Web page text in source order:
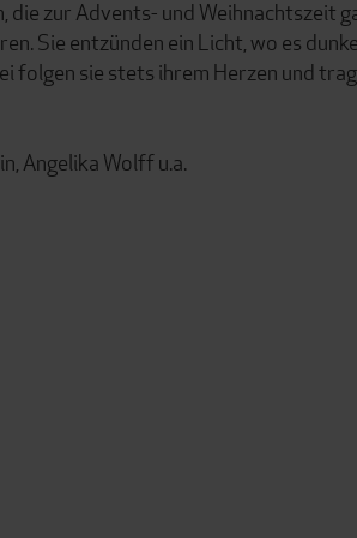
die zur Advents- und Weihnachtszeit
Sie entzünden ein Licht, wo es
folgen sie stets ihrem Herzen und
Angelika Wolff u.a.